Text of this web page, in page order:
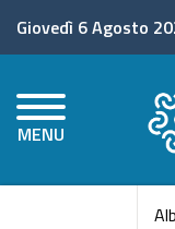
Giovedì 6 Agosto
MENU